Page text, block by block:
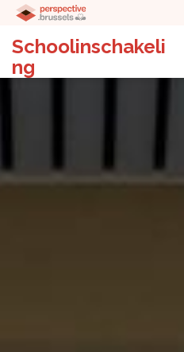
Schoolinschakeli
ng